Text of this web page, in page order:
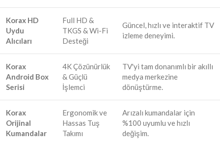
Korax HD
Uydu
Alıcıları
Full HD &
TKGS & Wi-Fi
Desteği
Güncel, hızlı ve interaktif TV
izleme deneyimi.
Korax
Android Box
Serisi
4K Çözünürlük
& Güçlü
İşlemci
TV'yi tam donanımlı bir akıllı
medya merkezine
dönüştürme.
Korax
Orijinal
Kumandalar
Ergonomik ve
Hassas Tuş
Takımı
Arızalı kumandalar için
%100 uyumlu ve hızlı
değişim.